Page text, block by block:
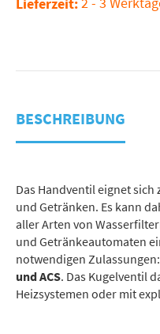
Lieferzeit:
BESCHREIBUNG
Das Handventil eignet
und Getränken. Es kann
aller Arten von
und Getränkeautomaten
notwendigen Zulassungen:
und ACS. Das Kugelventil
Heizsystemen oder mit